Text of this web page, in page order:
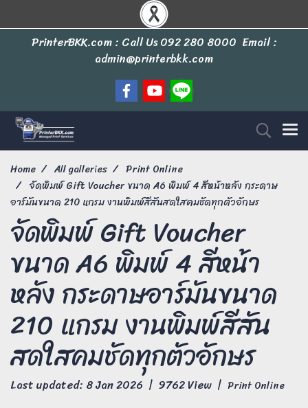
PrinterBKK.com : Call Us092 280 8000 Email :
admin@printerbkk.com
Home All galleries
Print Online
จัดพิมพ์ Gift Voucher ขนาด A6 พิมพ์ 4 สีหน้าหลัง กระดาษ
อาร์มันขนาด 210 แกรม งานพิมพ์สีสันสดใสคมชัดทุกตัวอักษร
จัดพิมพ์ Gift Voucher
ขนาด A6 พิมพ์ 4 สีหน้า
หลัง กระดาษอาร์มันขนาด
210 แกรม งานพิมพ์สีสัน
สดใสคมชัดทุกตัวอักษร
Last updated: 8 Jan 2026 | 9762 View | Print Online